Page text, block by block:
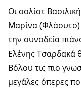
Οι σολίστ
Μαρίνα (Φλάουτο)
την συνοδεία
Ελένης Τσαρδακά
Βόλου τις πιο
μεγάλες όπερες